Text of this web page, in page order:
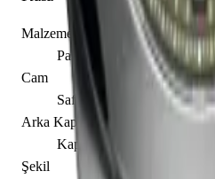
Malzeme
Paslanmaz Çelik
Cam
Safir
Arka Kapak
Kapalı
Şekil